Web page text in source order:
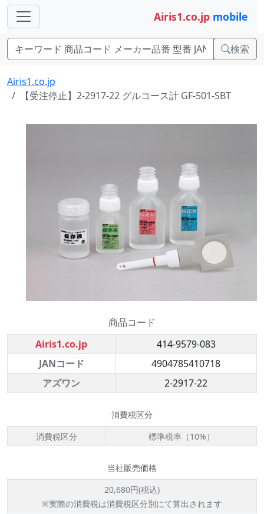
Airis1.co.jp mobile
検索
Airis1.co.jp
【受注停止】2-2917-22 グルコース計 GF-501-SBT
商品コード
Airis1.co.jp
414-9579-083
JANコード
4904785410718
アズワン
2-2917-22
消費税区分
消費税区分
標準税率（10%）
当社販売価格
20,680円(税込)
※実際の消費税は消費税区分別にて算出されます